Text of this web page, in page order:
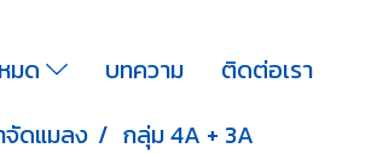
มด บทความ
ติดต่อเรา
จัดแมลง กลุ่ม 4A + 3A